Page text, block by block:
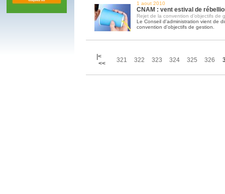
1 aout 2010
CNAM : vent estival de
Rejet de la convention d’objectifs de
Le Conseil d'administration vient de
convention d'objectifs de gestion.
|<
<<
321 322 323 324 325 326